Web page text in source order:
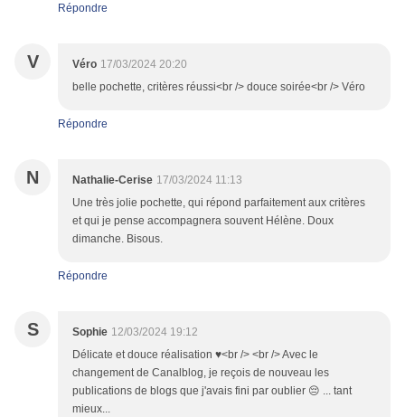
Répondre
V Véro 17/03/2024 20:20
belle pochette, critères réussi<br /> douce soirée<br /> Véro
Répondre
N Nathalie-Cerise 17/03/2024 11:13
Une très jolie pochette, qui répond parfaitement aux critères
et qui je pense accompagnera souvent Hélène. Doux
dimanche. Bisous.
Répondre
S Sophie 12/03/2024 19:12
Délicate et douce réalisation ♥<br /> <br /> Avec le
changement de Canalblog, je reçois de nouveau les
publications de blogs que j'avais fini par oublier 😔 ... tant
mieux...